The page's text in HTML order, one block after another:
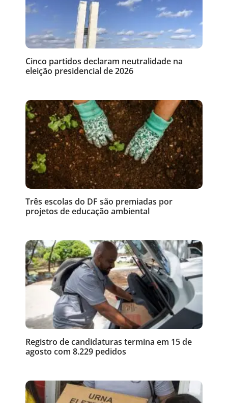
Cinco partidos declaram neutralidade na
eleição presidencial de 2026
Três escolas do DF são premiadas por
projetos de educação ambiental
Registro de candidaturas termina em 15 de
agosto com 8.229 pedidos